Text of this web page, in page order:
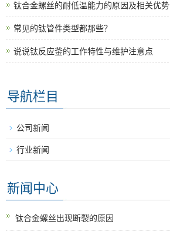
钛合金螺丝的耐低温能力的原因及相关优势
常见的钛管件类型都那些？
说说钛反应釜的工作特性与维护注意点
导航栏目
公司新闻
行业新闻
新闻中心
钛合金螺丝出现断裂的原因